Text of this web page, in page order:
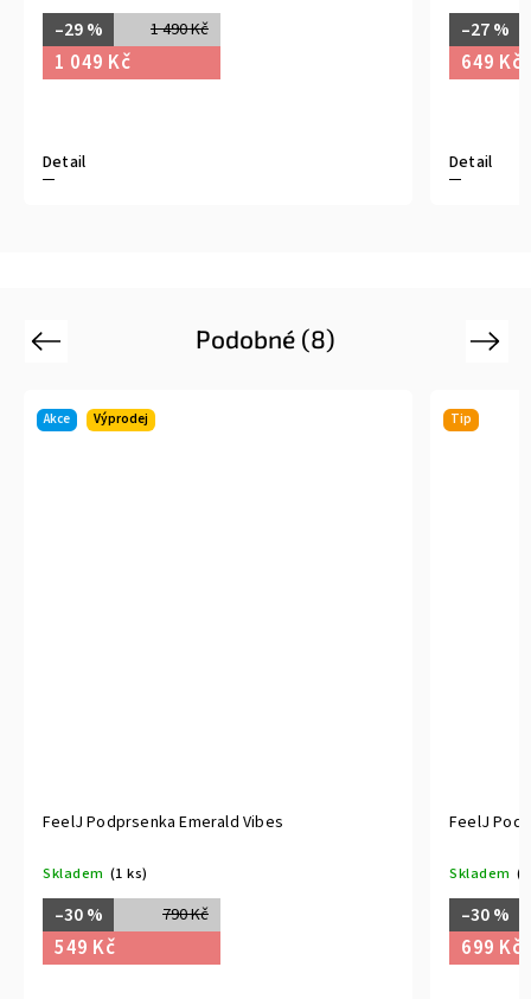
1 490 Kč
–29 %
1 049 Kč
Detail
–27 %
649 Kč
Detail
Podobné (8)
Previous
Akce Výprodej
FeelJ Podprsenka Emerald Vibes
Skladem (1 ks)
790 Kč
–30 %
549 Kč
Tip
FeelJ
Skladem
–30 %
699 Kč
Next